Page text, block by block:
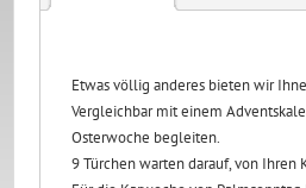
Etwas völlig anderes bieten wir
Vergleichbar mit einem
Osterwoche begleiten.
9 Türchen warten darauf, von